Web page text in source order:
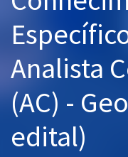
Questões grátis
Aprovados
Atendimento
Analista
(AC) -
edital)